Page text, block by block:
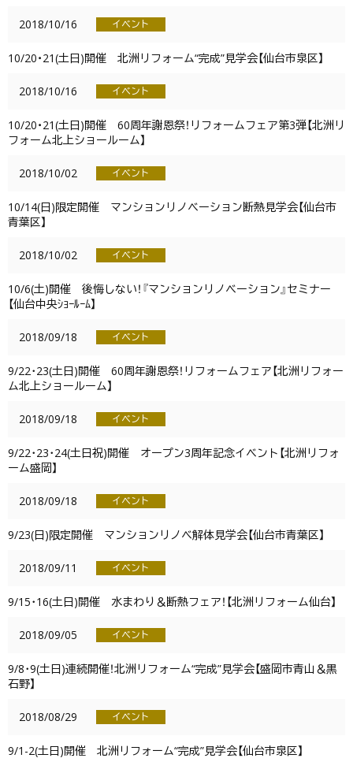
2018/10/16 イベント
10/20・21(土日)開催 北洲リフォーム“完成”見学会【仙台市泉区】
2018/10/16 イベント
10/20・21(土日)開催 60周年謝恩祭！リフォームフェア第3弾【北洲リ
フォーム北上ショールーム】
2018/10/02 イベント
10/14(日)限定開催 マンションリノベーション断熱見学会【仙台市
青葉区】
2018/10/02 イベント
10/6(土)開催 後悔しない！『マンションリノベーション』セミナー
【仙台中央ｼｮｰﾙｰﾑ】
2018/09/18 イベント
9/22･23(土日)開催 60周年謝恩祭！リフォームフェア【北洲リフォー
ム北上ショールーム】
2018/09/18 イベント
9/22･23･24(土日祝)開催 オープン3周年記念イベント【北洲リフォ
ーム盛岡】
2018/09/18 イベント
9/23(日)限定開催 マンションリノベ解体見学会【仙台市青葉区】
2018/09/11 イベント
9/15･16(土日)開催 水まわり＆断熱フェア！【北洲リフォーム仙台】
2018/09/05 イベント
9/8･9(土日)連続開催！北洲リフォーム“完成”見学会【盛岡市青山＆黒
石野】
2018/08/29 イベント
9/1-2(土日)開催 北洲リフォーム“完成”見学会【仙台市泉区】